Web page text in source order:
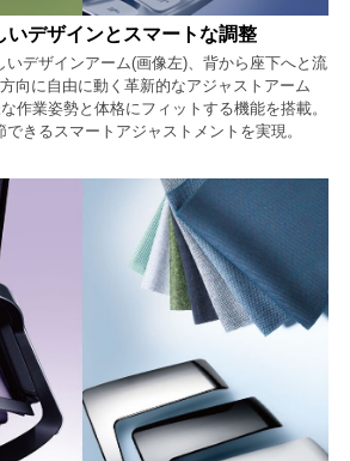
いデザインとスマートな調整
いデザインアーム(画像左)、背から座下へと流
向に自由に動く革新的なアジャストアーム
作業姿勢と体格にフィットする機能を搭載。
きるスマートアジャストメントを実現。